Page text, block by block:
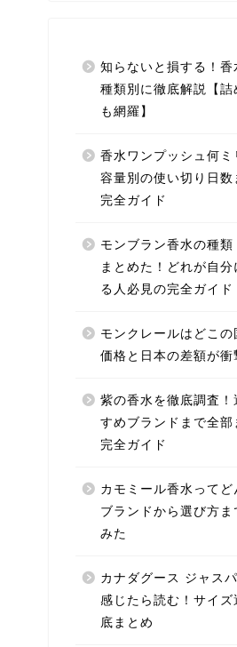
知らないと損する！香
種類別に徹底解説【
も網羅】
香水ワンプッシュ何ミ
容量別の使い切り日数
完全ガイド
モンブラン香水の種
まとめた！どれが自
る人必見の完全ガイド
モンクレールはどこ
価格と日本の差額が衝
紫の香水を徹底調査！
すめブランドまで全部
完全ガイド
カモミール香水って
ブランドから選び方ま
みた
カナダグース ジャス
感じたら読む！サイ
底まとめ